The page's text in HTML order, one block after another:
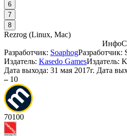
6
7
8
Rezrog (Linux, Mac)
Инфо
Разработчик: SoaphogРазработчик:
Издатель: Kasedo GamesИздатель:
Дата выхода: 31 мая 2017г. Дата
– 10
70100